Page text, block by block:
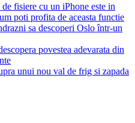
fisiere cu un iPhone este in
poti profita de aceasta functie
sa descoperi Oslo într-un
povestea adevarata din
unui nou val de frig si zapada